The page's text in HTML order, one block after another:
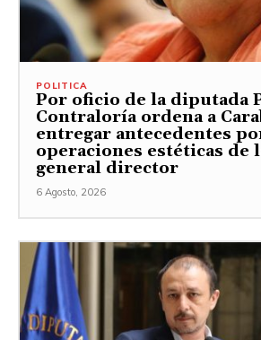
POLITICA
Por oficio de la diputada
Contraloría ordena a
entregar antecedentes
operaciones estéticas de
general director
6 Agosto, 2026